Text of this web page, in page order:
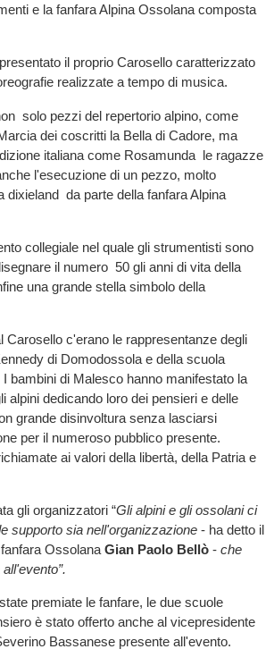
e la fanfara Alpina Ossolana composta
il proprio Carosello caratterizzato
realizzate a tempo di musica.
solo pezzi del repertorio alpino, come
dei coscritti la Bella di Cadore, ma
italiana come Rosamunda le ragazze
l'esecuzione di un pezzo, molto
dixieland da parte della fanfara Alpina
collegiale nel quale gli strumentisti sono
il numero 50 gli anni di vita della
una grande stella simbolo della
Carosello c'erano le rappresentanze degli
di Domodossola e della scuola
bambini di Malesco hanno manifestato la
alpini dedicando loro dei pensieri e delle
grande disinvoltura senza lasciarsi
per il numeroso pubblico presente.
ai valori della libertà, della Patria e
gli organizzatori “Gli alpini e gli ossolani ci
supporto sia nell'organizzazione- ha detto il
Ossolana Gian Paolo Bellò- che
premiate le fanfare, le due scuole
è stato offerto anche al vicepresidente
Bassanese presente all'evento.